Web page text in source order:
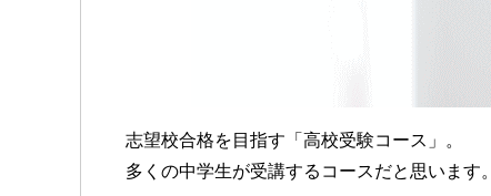
志望校合格を目指す「高校受験コース」。
多くの中学生が受講するコースだと思います。